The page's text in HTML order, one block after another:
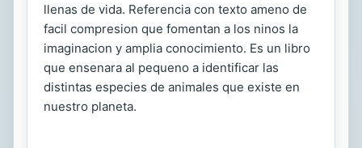
llenas de vida. Referencia con texto ameno de
facil compresion que fomentan a los ninos la
imaginacion y amplia conocimiento. Es un libro
que ensenara al pequeno a identificar las
distintas especies de animales que existe en
nuestro planeta.